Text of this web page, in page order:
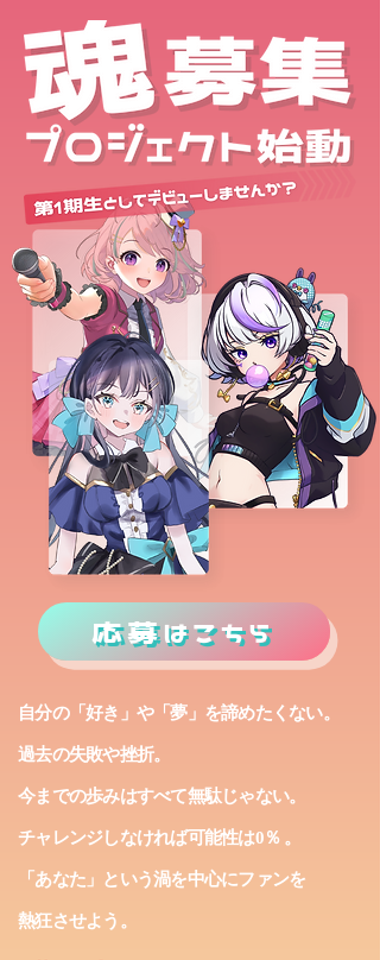
応募はこちら
自分の「好き」や「夢」を諦めたくない。
過去の失敗や挫折。
今までの歩みはすべて無駄じゃない。
チャレンジしなければ可能性は0％ 。
「あなた」という渦を中心にファンを
熱狂させよう。